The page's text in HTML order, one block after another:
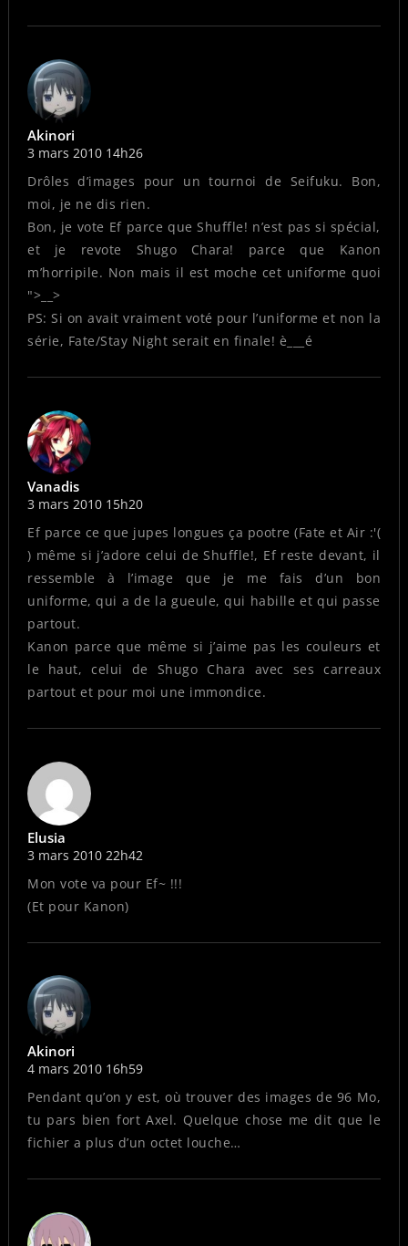
Akinori
3 mars 2010 14h26
Drôles d’images pour un tournoi de Seifuku. Bon,
moi, je ne dis rien.
Bon, je vote Ef parce que Shuffle! n’est pas si spécial,
et je revote Shugo Chara! parce que Kanon
m’horripile. Non mais il est moche cet uniforme quoi
">__>
PS: Si on avait vraiment voté pour l’uniforme et non la
série, Fate/Stay Night serait en finale! è___é
Vanadis
3 mars 2010 15h20
Ef parce ce que jupes longues ça pootre (Fate et Air :'(
) même si j’adore celui de Shuffle!, Ef reste devant, il
ressemble à l’image que je me fais d’un bon
uniforme, qui a de la gueule, qui habille et qui passe
partout.
Kanon parce que même si j’aime pas les couleurs et
le haut, celui de Shugo Chara avec ses carreaux
partout et pour moi une immondice.
Elusia
3 mars 2010 22h42
Mon vote va pour Ef~ !!!
(Et pour Kanon)
Akinori
4 mars 2010 16h59
Pendant qu’on y est, où trouver des images de 96 Mo,
tu pars bien fort Axel. Quelque chose me dit que le
fichier a plus d’un octet louche…